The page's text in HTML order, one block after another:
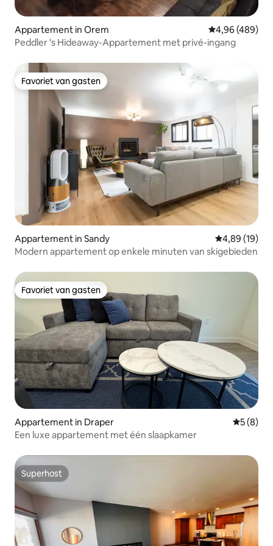
Appartement in Orem Gemiddelde
4,96 (489)
Peddler 's Hideaway-Appartement met privé-ingang
Favoriet van gasten
Favoriet van gasten
Appartement in Sandy Gemiddelde
4,89 (19)
Modern appartement op enkele minuten van skigebieden
Favoriet van gasten
Favoriet van gasten
Appartement in Draper
5 (8)
Een luxe appartement met één slaapkamer
Superhost
Superhost